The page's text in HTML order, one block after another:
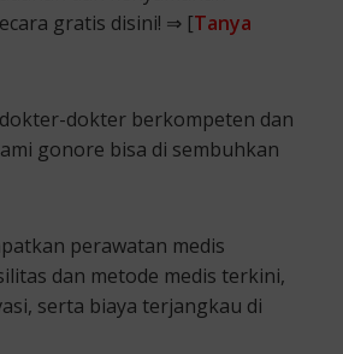
gratis disini! ⇒ [Tanya
dokter berkompeten dan
gonore bisa di sembuhkan
perawatan medis
dan metode medis terkini,
serta biaya terjangkau di